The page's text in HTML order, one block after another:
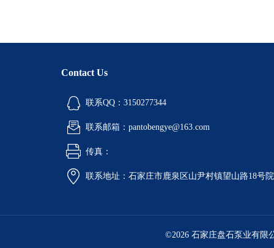
Contact Us
联系QQ：3150277344
联系邮箱：pantobengye@163.com
传真：
联系地址：石家庄市鹿泉区山尹村镇望山路18号
©2026 石家庄盘石泵业有限